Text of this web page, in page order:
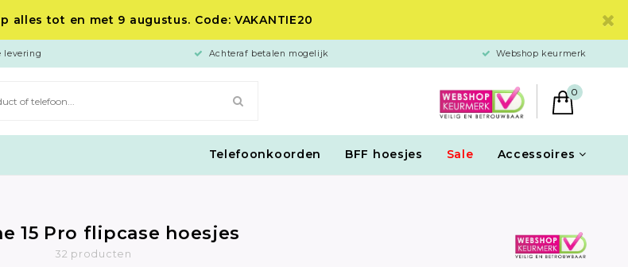
alles tot en met 9 augustus. Code: VAKANTIE20
levering Achteraf betalen mogelijk Webshop keurmerk
0
Telefoonkoorden BFF hoesjes Sale Accessoires
15 Pro flipcase hoesjes
32 producten